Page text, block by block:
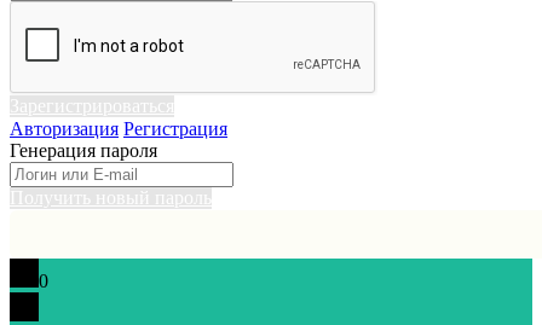
Зарегистрироваться
Авторизация Регистрация
Генерация пароля
Получить новый пароль
0